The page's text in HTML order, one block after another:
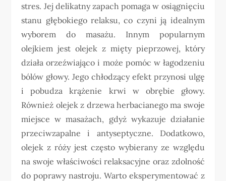
stres. Jej delikatny zapach pomaga w osiągnięciu
stanu głębokiego relaksu, co czyni ją idealnym
wyborem do masażu. Innym popularnym
olejkiem jest olejek z mięty pieprzowej, który
działa orzeźwiająco i może pomóc w łagodzeniu
bólów głowy. Jego chłodzący efekt przynosi ulgę
i pobudza krążenie krwi w obrębie głowy.
Również olejek z drzewa herbacianego ma swoje
miejsce w masażach, gdyż wykazuje działanie
przeciwzapalne i antyseptyczne. Dodatkowo,
olejek z róży jest często wybierany ze względu
na swoje właściwości relaksacyjne oraz zdolność
do poprawy nastroju. Warto eksperymentować z